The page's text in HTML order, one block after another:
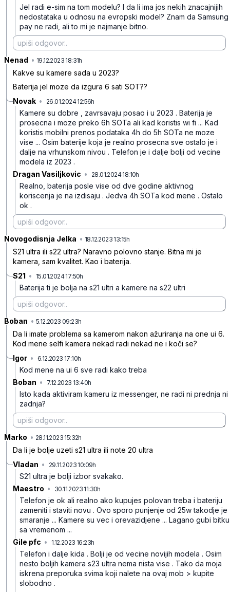
Jel radi e-sim na tom modelu? I da li ima jos nekih znacajnijih
nedostataka u odnosu na evropski model? Znam da Samsung
pay ne radi, ali to mi je najmanje bitno.
Nenad • 19.12.2023 18:31h
Kakve su kamere sada u 2023?
Baterija jel moze da izgura 6 sati SOT??
Novak • 26.01.2024 12:56h
Kamere su dobre , zavrsavaju posao i u 2023 . Baterija je
prosecna i moze preko 6h SOTa ali kad koristis wi fi ... Kad
koristis mobilni prenos podataka 4h do 5h SOTa ne moze
vise ... Osim baterije koja je realno prosecna sve ostalo je i
dalje na vrhunskom nivou . Telefon je i dalje bolji od vecine
modela iz 2023 .
Dragan Vasiljkovic • 28.01.2024 18:10h
Realno, baterija posle vise od dve godine aktivnog
koriscenja je na izdisaju . Jedva 4h SOTa kod mene . Ostalo
ok .
Novogodisnja Jelka • 18.12.2023 13:15h
S21 ultra ili s22 ultra? Naravno polovno stanje. Bitna mi je
kamera, sam kvalitet. Kao i baterija.
S21 • 15.01.2024 17:50h
Baterija ti je bolja na s21 ultri a kamere na s22 ultri
Boban • 5.12.2023 09:23h
Da li imate problema sa kamerom nakon ažuriranja na one ui 6.
Kod mene selfi kamera nekad radi nekad ne i koči se?
Igor • 6.12.2023 17:10h
Kod mene na ui 6 sve radi kako treba
Boban • 7.12.2023 13:40h
Isto kada aktiviram kameru iz messenger, ne radi ni prednja ni
zadnja?
Marko • 28.11.2023 15:32h
Da li je bolje uzeti s21 ultra ili note 20 ultra
Vladan • 29.11.2023 10:09h
S21 ultra je bolji izbor svakako.
Maestro • 30.11.2023 11:30h
Telefon je ok ali realno ako kupujes polovan treba i bateriju
zameniti i staviti novu . Ovo sporo punjenje od 25w takodje je
smaranje ... Kamere su vec i orevazidjene ... Lagano gubi bitku
sa vremenom ...
Gile pfc • 1.12.2023 16:23h
Telefon i dalje kida . Bolji je od vecine novijih modela . Osim
nesto boljih kamera s23 ultra nema nista vise . Tako da moja
iskrena preporuka svima koji nalete na ovaj mob > kupite
slobodno .